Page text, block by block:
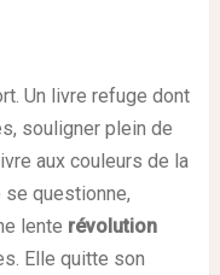
Un livre refuge dont
souligner plein de
aux couleurs de la
se questionne,
lente révolution
Elle quitte son